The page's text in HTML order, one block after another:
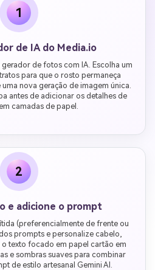
1
de IA do Media.io
de fotos com IA. Escolha um
para que o rosto permaneça
nova geração de imagem única.
antes de adicionar os detalhes de
camadas de papel.
2
e adicione o prompt
(preferencialmente de frente ou
prompts e personalize cabelo,
texto focado em papel cartão em
e sombras suaves para combinar
de estilo artesanal Gemini AI.